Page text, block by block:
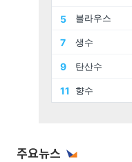
주요뉴스